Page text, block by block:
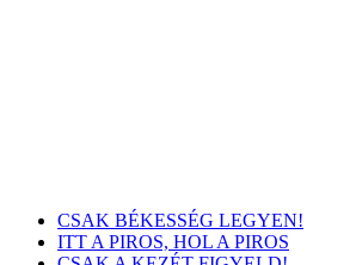
CSAK BÉKESSÉG LEGYEN!
ITT A PIROS, HOL A PIROS